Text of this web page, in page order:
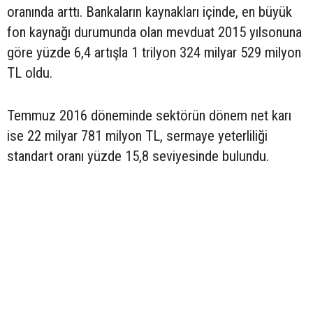
oranında arttı. Bankaların kaynakları içinde, en büyük
fon kaynağı durumunda olan mevduat 2015 yılsonuna
göre yüzde 6,4 artışla 1 trilyon 324 milyar 529 milyon
TL oldu.
Temmuz 2016 döneminde sektörün dönem net karı
ise 22 milyar 781 milyon TL, sermaye yeterliliği
standart oranı yüzde 15,8 seviyesinde bulundu.